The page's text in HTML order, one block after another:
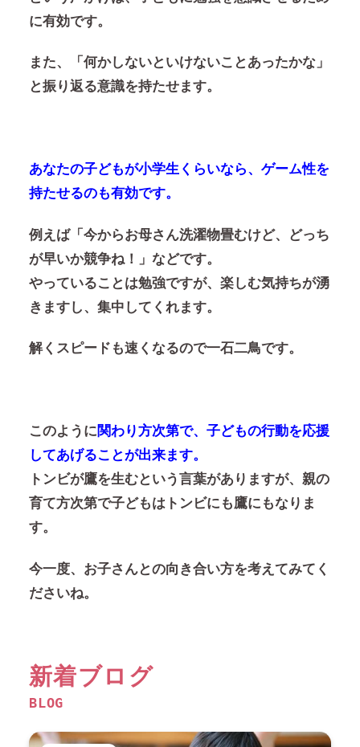
に有効です。
また、「何かしないといけないことあったかな」
と振り返る意識を持たせます。
あなたの子どもが小学生くらいなら、ゲーム性を
持たせるのも有効です。
例えば「今からお母さん洗濯物畳むけど、どっち
が早いか競争ね！」などです。
やっていることは勉強ですが、楽しむ気持ちが湧
きますし、集中してくれます。
解くスピードも速くなるので一石二鳥です。
このように関わり方次第で、子どもの行動を応援
してあげることが出来ます。
トンビが鷹を生むという言葉がありますが、親の
育て方次第で子どもはトンビにも鷹にもなりま
す。
今一度、お子さんとの向き合い方を考えてみてく
ださいね。
新着ブログ
BLOG